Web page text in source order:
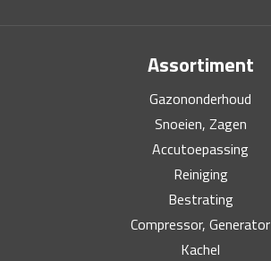
Assortiment
Gazononderhoud
Snoeien, Zagen
Accutoepassing
Reiniging
Bestrating
Compressor, Generator
Kachel